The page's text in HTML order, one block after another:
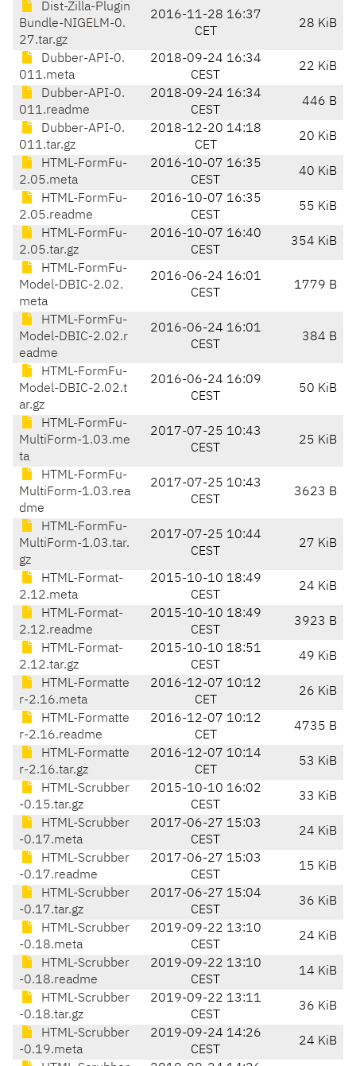
Dist-Zilla-Plugin
Bundle-NIGELM-0.
27.tar.gz
2016-11-28 16:37
CET
28 KiB
Dubber-API-0.
011.meta
2018-09-24 16:34
CEST
22 KiB
Dubber-API-0.
011.readme
2018-09-24 16:34
CEST
446 B
Dubber-API-0.
011.tar.gz
2018-12-20 14:18
CET
20 KiB
HTML-FormFu-
2.05.meta
2016-10-07 16:35
CEST
40 KiB
HTML-FormFu-
2.05.readme
2016-10-07 16:35
CEST
55 KiB
HTML-FormFu-
2.05.tar.gz
2016-10-07 16:40
CEST
354 KiB
HTML-FormFu-
Model-DBIC-2.02.
meta
2016-06-24 16:01
CEST
1779 B
HTML-FormFu-
Model-DBIC-2.02.r
eadme
2016-06-24 16:01
CEST
384 B
HTML-FormFu-
Model-DBIC-2.02.t
ar.gz
2016-06-24 16:09
CEST
50 KiB
HTML-FormFu-
MultiForm-1.03.me
ta
2017-07-25 10:43
CEST
25 KiB
HTML-FormFu-
MultiForm-1.03.rea
dme
2017-07-25 10:43
CEST
3623 B
HTML-FormFu-
MultiForm-1.03.tar.
gz
2017-07-25 10:44
CEST
27 KiB
HTML-Format-
2.12.meta
2015-10-10 18:49
CEST
24 KiB
HTML-Format-
2.12.readme
2015-10-10 18:49
CEST
3923 B
HTML-Format-
2.12.tar.gz
2015-10-10 18:51
CEST
49 KiB
HTML-Formatte
r-2.16.meta
2016-12-07 10:12
CET
26 KiB
HTML-Formatte
r-2.16.readme
2016-12-07 10:12
CET
4735 B
HTML-Formatte
r-2.16.tar.gz
2016-12-07 10:14
CET
53 KiB
HTML-Scrubber
-0.15.tar.gz
2015-10-10 16:02
CEST
33 KiB
HTML-Scrubber
-0.17.meta
2017-06-27 15:03
CEST
24 KiB
HTML-Scrubber
-0.17.readme
2017-06-27 15:03
CEST
15 KiB
HTML-Scrubber
-0.17.tar.gz
2017-06-27 15:04
CEST
36 KiB
HTML-Scrubber
-0.18.meta
2019-09-22 13:10
CEST
24 KiB
HTML-Scrubber
-0.18.readme
2019-09-22 13:10
CEST
14 KiB
HTML-Scrubber
-0.18.tar.gz
2019-09-22 13:11
CEST
36 KiB
HTML-Scrubber
-0.19.meta
2019-09-24 14:26
CEST
24 KiB